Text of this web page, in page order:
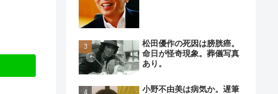
松田優作の死因は膀胱癌。
命日が怪奇現象。葬儀写真
あり。
小野不由美は病気か。遅筆